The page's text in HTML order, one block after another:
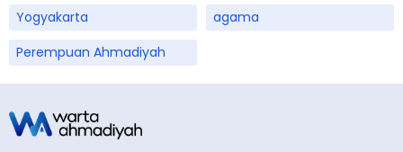
Yogyakarta
agama
Perempuan Ahmadiyah